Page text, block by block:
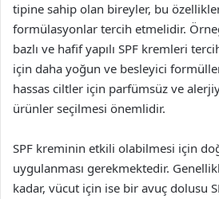
tipine sahip olan bireyler, bu
formülasyonlar tercih etmelidir.
bazlı ve hafif yapılı SPF kremleri
için daha yoğun ve besleyici
hassas ciltler için parfümsüz ve
ürünler seçilmesi önemlidir.
SPF kreminin etkili olabilmesi için
uygulanması gerekmektedir.
kadar, vücut için ise bir avuç dolusu